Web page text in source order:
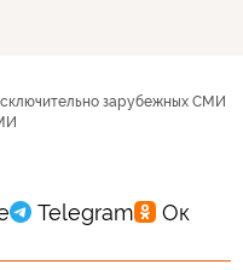
зарубежных СМИ